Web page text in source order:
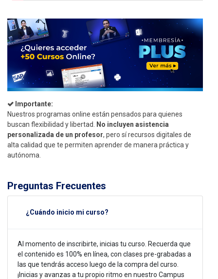
Importante:
Nuestros programas online están pensados para quienes
buscan flexibilidad y libertad.
No incluyen asistencia
personalizada de un profesor, pero sí recursos digitales de
alta calidad que te permiten aprender de manera práctica y
autónoma.
Preguntas Frecuentes
¿Cuándo inicio mi curso?
Al momento de inscribirte, inicias tu curso. Recuerda que
el contenido es 100% en línea, con clases pre-grabadas a
las que tendrás acceso luego de la compra del curso.
¡Inicias y avanzas a tu propio ritmo en nuestro Campus